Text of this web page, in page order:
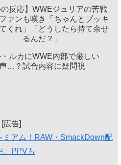
の反応】WWEジュリアの苦戦
ァンも嘆き「ちゃんとブッキ
くれ」「どうしたら持て余せ
るんだ？」
・ルカにWWE内部で厳しい
…？試合内容に疑問視
[広告]
アム！RAW・SmackDown配
、PPVも